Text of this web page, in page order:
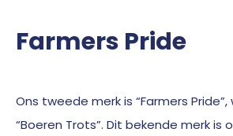
Farmers Pride
Ons tweede merk is “Farmers
“Boeren Trots”. Dit bekende merk is